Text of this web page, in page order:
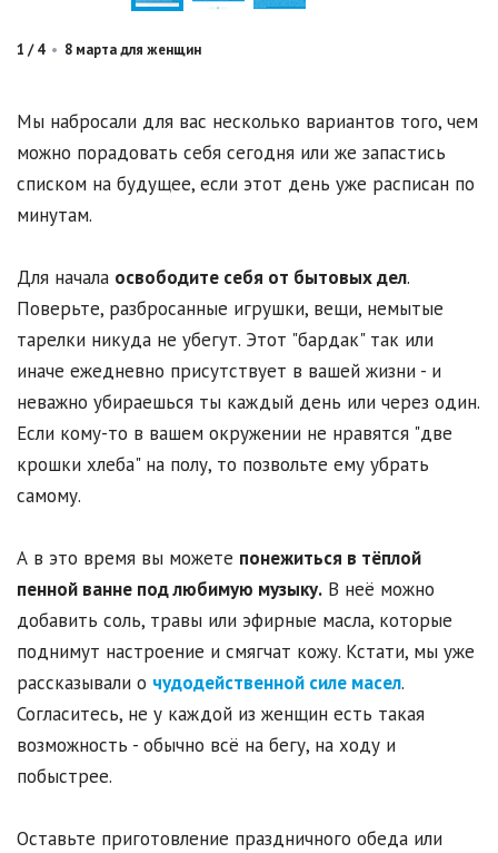
1 /4• 8 марта для женщин
Мы набросали для вас несколько вариантов того, чем
можно порадовать себя сегодня или же запастись
списком на будущее, если этот день уже расписан по
минутам.
Для начала освободите себя от бытовых дел.
Поверьте, разбросанные игрушки, вещи, немытые
тарелки никуда не убегут. Этот "бардак" так или
иначе ежедневно присутствует в вашей жизни - и
неважно убираешься ты каждый день или через один.
Если кому-то в вашем окружении не нравятся "две
крошки хлеба" на полу, то позвольте ему убрать
самому.
А в это время вы можете понежиться в тёплой
пенной ванне под любимую музыку. В неё можно
добавить соль, травы или эфирные масла, которые
поднимут настроение и смягчат кожу. Кстати, мы уже
рассказывали о чудодейственной силе масел.
Согласитесь, не у каждой из женщин есть такая
возможность - обычно всё на бегу, на ходу и
побыстрее.
Оставьте приготовление праздничного обеда или